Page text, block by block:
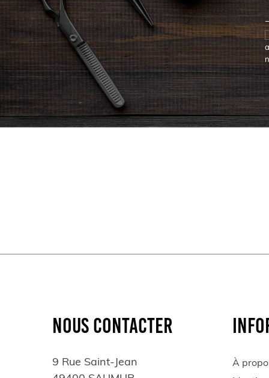
NOUS CONTACTER
9 Rue Saint-Jean
À